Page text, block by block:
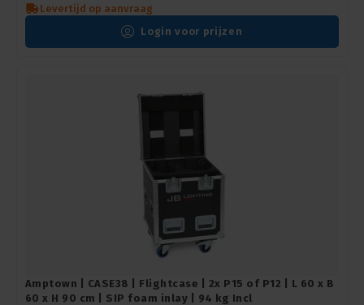
Levertijd op aanvraag
Login voor prijzen
Amptown | CASE38 | Flightcase | 2x P15 of P12 | L 60 x B
60 x H 90 cm | SIP foam inlay | 94 kg Incl